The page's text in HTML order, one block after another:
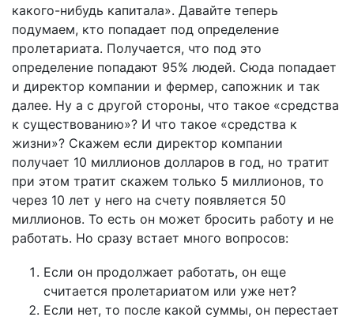
какого-нибудь капитала». Давайте теперь
подумаем, кто попадает под определение
пролетариата. Получается, что под это
определение попадают 95% людей. Сюда попадает
и директор компании и фермер, сапожник и так
далее. Ну а с другой стороны, что такое «средства
к существованию»? И что такое «средства к
жизни»? Скажем если директор компании
получает 10 миллионов долларов в год, но тратит
при этом тратит скажем только 5 миллионов, то
через 10 лет у него на счету появляется 50
миллионов. То есть он может бросить работу и не
работать. Но сразу встает много вопросов:
Если он продолжает работать, он еще
считается пролетариатом или уже нет?
Если нет, то после какой суммы, он перестает